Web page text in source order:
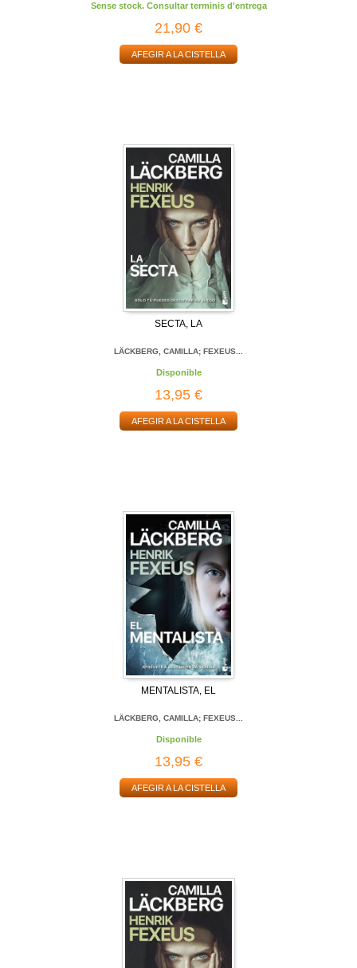
Sense stock. Consultar terminis d'entrega
21,90 €
AFEGIR A LA CISTELLA
SECTA, LA
LÄCKBERG, CAMILLA; FEXEUS...
Disponible
13,95 €
AFEGIR A LA CISTELLA
MENTALISTA, EL
LÄCKBERG, CAMILLA; FEXEUS...
Disponible
13,95 €
AFEGIR A LA CISTELLA